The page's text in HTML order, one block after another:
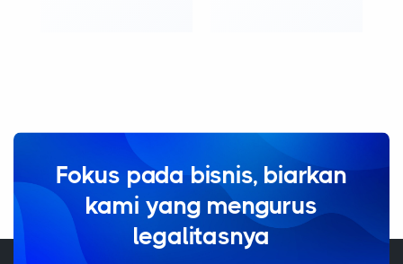
Fokus pada bisnis, biarkan
kami yang mengurus
legalitasnya